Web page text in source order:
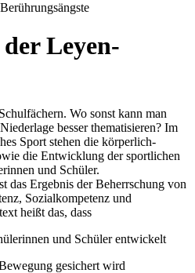
Leyen-
Wo sonst kann man
besser thematisieren? Im
Sport stehen die körperlich-
die Entwicklung der sportlichen
und Schüler.
das Ergebnis der Beherrschung von
Sozialkompetenz und
heißt das, dass
und Schüler entwickelt
gesichert wird